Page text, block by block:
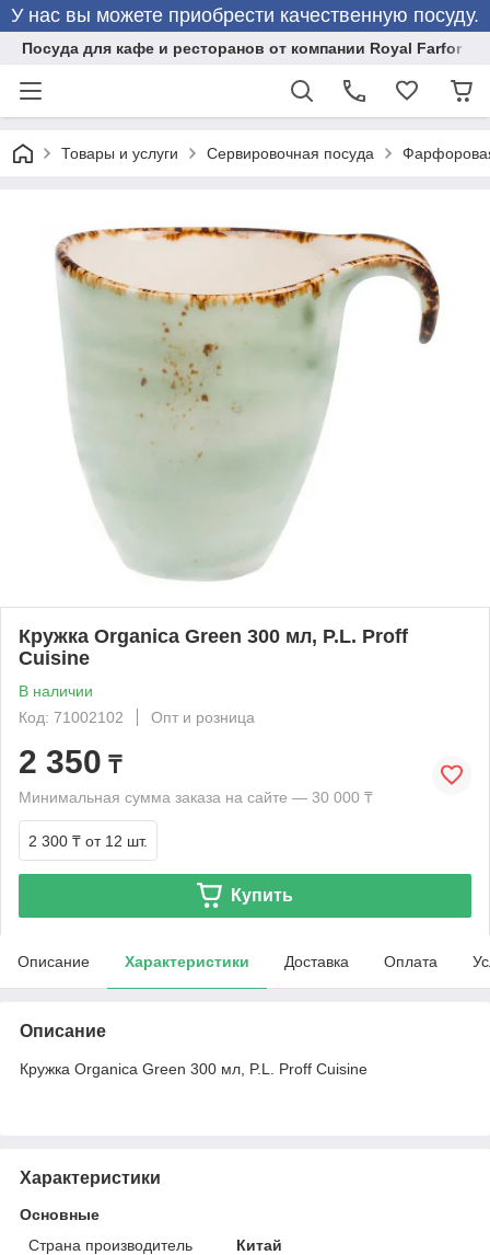
У нас вы можете приобрести качественную посуду.
Посуда для кафе и ресторанов от компании Royal Farfor
Товары и услуги Сервировочная посуда
Кружка Organica Green 300 мл, P.L. Proff
Cuisine
В наличии
Код: 71002102
Опт и розница
2 350 ₸
Минимальная сумма заказа на сайте — 30 000 ₸
2 300 ₸ от 12 шт.
Купить
Описание Характеристики Доставка Оплата
Описание
Кружка Organica Green 300 мл, P.L. Proff Cuisine
Характеристики
Основные
Страна производитель
Китай